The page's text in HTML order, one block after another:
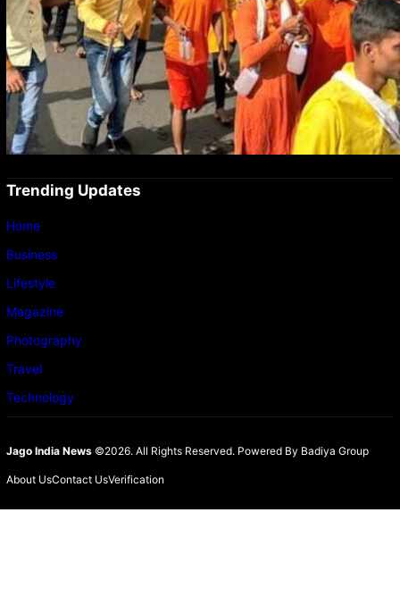
Trending Updates
Home
Business
Lifestyle
Magazine
Photography
Travel
Technology
Jago India News©2026. All Rights Reserved. Powered By Badiya Group
About UsContact UsVerification